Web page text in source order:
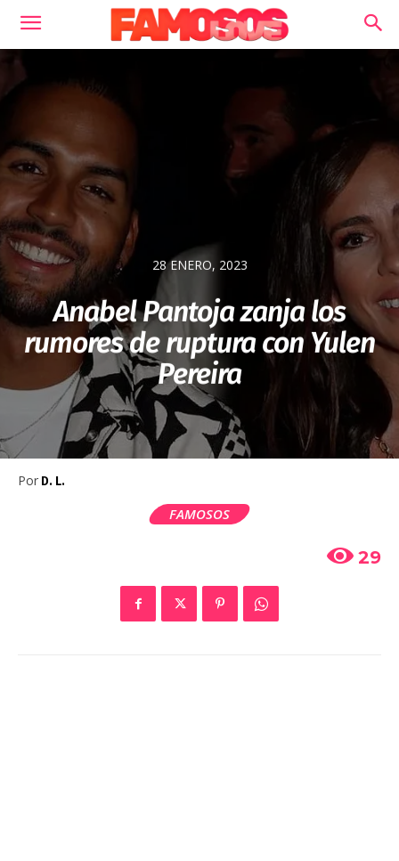
28 ENERO, 2023
Anabel Pantoja zanja los
rumores de ruptura con Yulen
Pereira
Por D. L.
FAMOSOS
29